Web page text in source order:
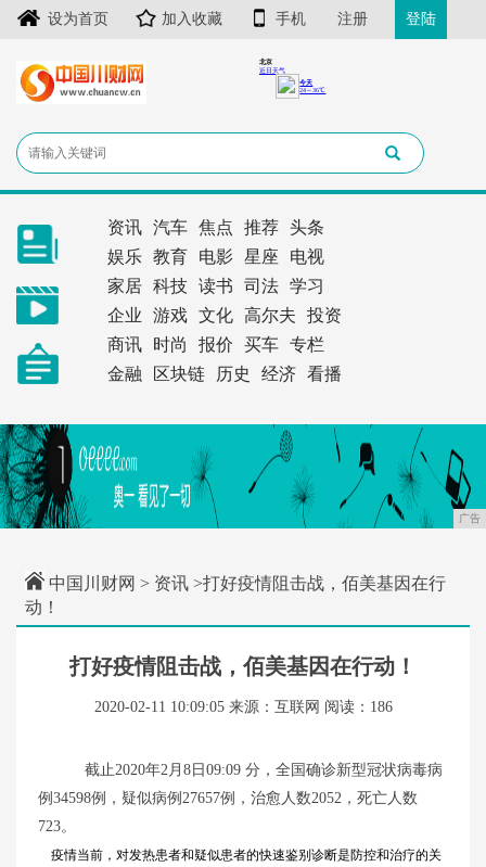
设为首页 加入收藏 手机 注册 登陆
资讯 汽车 焦点 推荐
头条
娱乐
教育 电影 星座
电视
家居
科技 读书 司法
学习
企业
游戏 文化 高尔夫
投资
商讯
时尚 报价 买车
专栏
金融
区块链 历史 经济 看播
广告
中国川财网 > 资讯 >打好疫情阻击战，佰美基因在行
动！
打好疫情阻击战，佰美基因在行动！
2020-02-11 10:09:05 来源：互联网 阅读：186
截止2020年2月8日09:09 分，全国确诊新型冠状病毒病
例34598例，疑似病例27657例，治愈人数2052，死亡人数
723。
疫情当前，对发热患者和疑似患者的快速鉴别诊断是防控和治疗的关